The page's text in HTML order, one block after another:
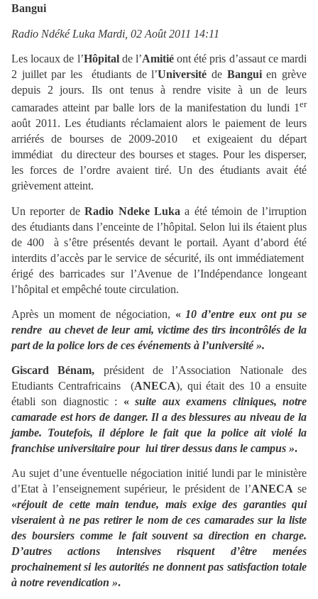
Bangui
Radio Ndéké Luka Mardi, 02 Août 2011 14:11
Les locaux de l’Hôpitalde l’Amitiéont été pris d’assaut ce mardi
2 juillet par les étudiants de l’Université de Banguien grève
depuis 2 jours. Ils ont tenus à rendre visite à un de leurs
camarades atteint par balle lors de la manifestation du lundi 1 er
août 2011. Les étudiants réclamaient alors le paiement de leurs
arriérés de bourses de 2009-2010 et exigeaient du départ
immédiat du directeur des bourses et stages. Pour les disperser,
les forces de l’ordre avaient tiré. Un des étudiants avait été
grièvement atteint.
Un reporter deRadio Ndeke Luka a été témoin de l’irruption
des étudiants dans l’enceinte de l’hôpital. Selon lui ils étaient plus
de 400 à s’être présentés devant le portail. Ayant d’abord été
interdits d’accès par le service de sécurité, ils ont immédiatement
érigé des barricades sur l’Avenue de l’Indépendance longeant
l’hôpital et empêché toute circulation.
Après un moment de négociation, « 10 d’entre eux ont pu se
rendre au chevet de leur ami, victime des tirs incontrôlés de la
part de la police lors de ces événements à l’université ».
Giscard Bénam, président de l’Association Nationale des
Etudiants Centrafricains (ANECA), qui était des 10 a ensuite
établi son diagnostic : «suite aux examens cliniques, notre
camarade est hors de danger. Il a des blessures au niveau de la
jambe. Toutefois, il déplore le fait que la police ait violé la
franchise universitaire pour lui tirer dessus dans le campus ».
Au sujet d’une éventuelle négociation initié lundi par le ministère
d’Etat à l’enseignement supérieur, le président de l’ANECAse
«réjouit de cette main tendue, mais exige des garanties qui
viseraient à ne pas retirer le nom de ces camarades sur la liste
des boursiers comme le fait souvent sa direction en charge.
D’autres actions intensives risquent d’être menées
prochainement si les autorités ne donnent pas satisfaction totale
à notre revendication ».